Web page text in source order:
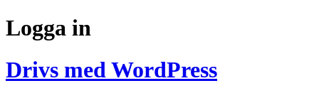
Logga in
Drivs med WordPress